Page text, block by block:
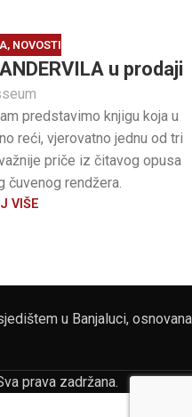
, NOVOSTI
u prodaji
predstavimo knjigu koja u
reći, vjerovatno jednu od tri
priče iz čitavog opusa
čuvenog rendžera.
VIŠE
u Banjaluci, osnovana
prava zadržana.